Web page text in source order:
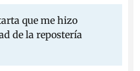
que me hizo
de la repostería